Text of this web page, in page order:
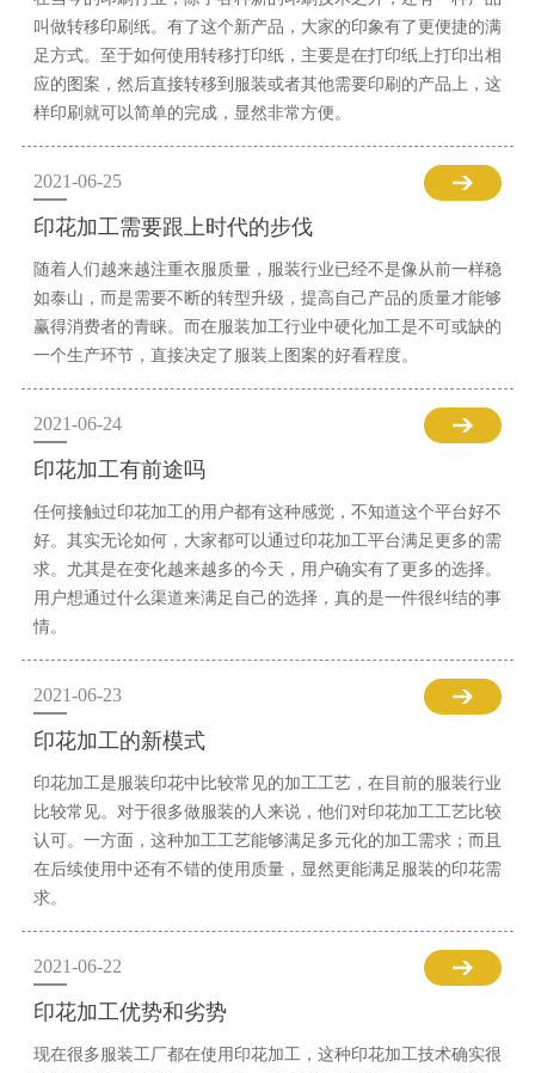
叫做转移印刷纸。有了这个新产品，大家的印象有了更便捷的满
足方式。至于如何使用转移打印纸，主要是在打印纸上打印出相
应的图案，然后直接转移到服装或者其他需要印刷的产品上，这
样印刷就可以简单的完成，显然非常方便。
2021-06-25
印花加工需要跟上时代的步伐
随着人们越来越注重衣服质量，服装行业已经不是像从前一样稳
如泰山，而是需要不断的转型升级，提高自己产品的质量才能够
赢得消费者的青睐。而在服装加工行业中硬化加工是不可或缺的
一个生产环节，直接决定了服装上图案的好看程度。
2021-06-24
印花加工有前途吗
任何接触过印花加工的用户都有这种感觉，不知道这个平台好不
好。其实无论如何，大家都可以通过印花加工平台满足更多的需
求。尤其是在变化越来越多的今天，用户确实有了更多的选择。
用户想通过什么渠道来满足自己的选择，真的是一件很纠结的事
情。
2021-06-23
印花加工的新模式
印花加工是服装印花中比较常见的加工工艺，在目前的服装行业
比较常见。对于很多做服装的人来说，他们对印花加工工艺比较
认可。一方面，这种加工工艺能够满足多元化的加工需求；而且
在后续使用中还有不错的使用质量，显然更能满足服装的印花需
求。
2021-06-22
印花加工优势和劣势
现在很多服装工厂都在使用印花加工，这种印花加工技术确实很